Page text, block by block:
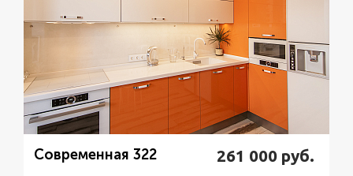
Современная 322 261 000 руб.